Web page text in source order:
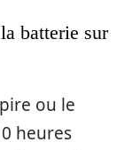
batterie sur
ou le
heures